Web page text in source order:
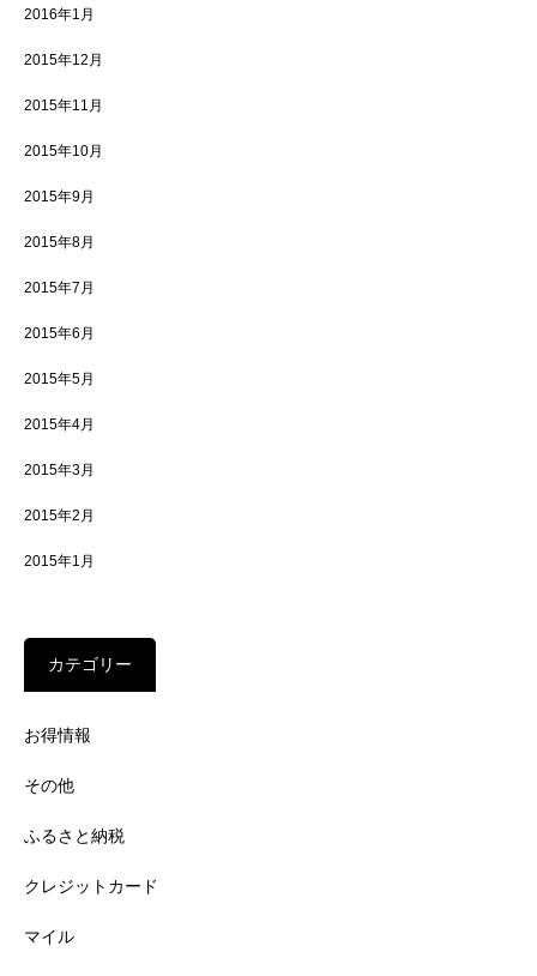
2016年1月
2015年12月
2015年11月
2015年10月
2015年9月
2015年8月
2015年7月
2015年6月
2015年5月
2015年4月
2015年3月
2015年2月
2015年1月
カテゴリー
お得情報
その他
ふるさと納税
クレジットカード
マイル